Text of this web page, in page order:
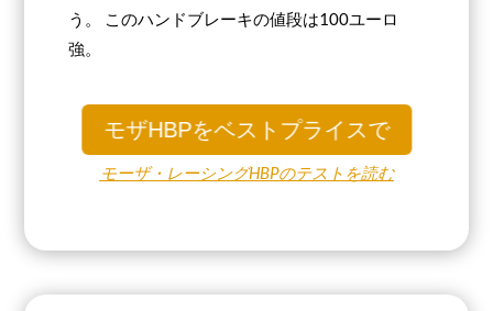
う。 このハンドブレーキの値段は100ユーロ
強。
モザHBPをベストプライスで
モーザ・レーシングHBPのテストを読む